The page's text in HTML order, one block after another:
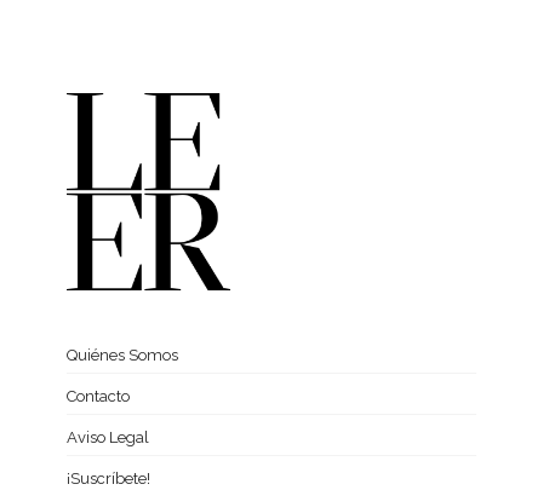
Quiénes Somos
Contacto
Aviso Legal
¡Suscríbete!